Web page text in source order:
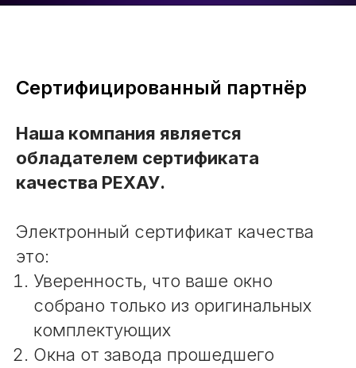
Сертифицированный партнёр
Наша компания является
обладателем сертификата
качества РЕХАУ.
Электронный сертификат качества
это:
Уверенность, что ваше окно
собрано только из оригинальных
комплектующих
Окна от завода прошедшего